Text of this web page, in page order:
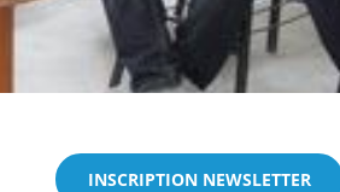
INSCRIPTION NEWSLETTER